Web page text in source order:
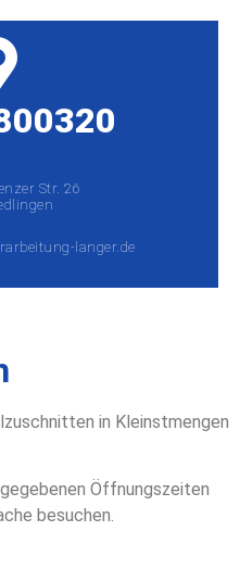
Str. 26
langer.de
in Kleinstmengen
Öffnungszeiten
besuchen.